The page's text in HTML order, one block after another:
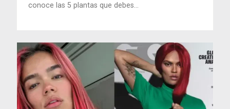
conoce las 5 plantas que debes...